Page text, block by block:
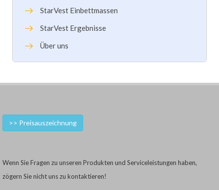
StarVest Einbettmassen
StarVest Ergebnisse
Über uns
>> Preisauszeichnung
Wenn Sie Fragen zu unseren Produkten und Serviceleistungen haben,
zögern Sie nicht uns zu kontaktieren!